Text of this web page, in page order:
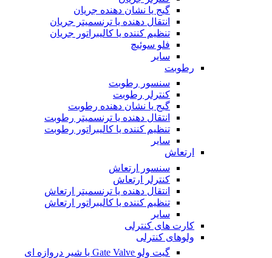
گیج یا نشان دهنده جریان
انتقال دهنده یا ترنسمیتر جریان
تنظیم کننده یا کالیبراتور جریان
فلو سوئیچ
سایر
رطوبت
سنسور رطوبت
کنترلر رطوبت
گیج یا نشان دهنده رطوبت
انتقال دهنده یا ترنسمیتر رطوبت
تنظیم کننده یا کالیبراتور رطوبت
سایر
ارتعاش
سنسور ارتعاش
کنترلر ارتعاش
انتقال دهنده یا ترنسمیتر ارتعاش
تنظیم کننده یا کالیبراتور ارتعاش
سایر
کارت های کنترلی
ولوهای کنترلی
گیت ولو Gate Valve یا شیر دروازه ای